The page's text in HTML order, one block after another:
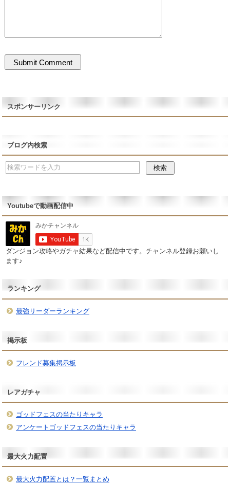
スポンサーリンク
ブログ内検索
Youtubeで動画配信中
ダンジョン攻略やガチャ結果など配信中です。チャンネル登録お願いし
ます♪
ランキング
最強リーダーランキング
掲示板
フレンド募集掲示板
レアガチャ
ゴッドフェスの当たりキャラ
アンケートゴッドフェスの当たりキャラ
最大火力配置
最大火力配置とは？一覧まとめ